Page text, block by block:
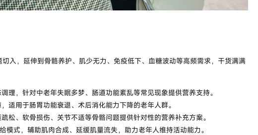
入，延伸到骨骼养护、 肌少无力 、免疫低下、血糖波动等高频需求，干货满满
理，针对中老年失眠多梦、肠道功能紊乱等常见现象提供营养支持。
适用于肠胃功能衰退、术后消化能力下降的老年人群。
、软骨损伤、关节不适等骨骼问题提供针对性的营养补充方案。
式，辅助肌肉合成、延缓肌量流失，助力老年人维持活动能力。